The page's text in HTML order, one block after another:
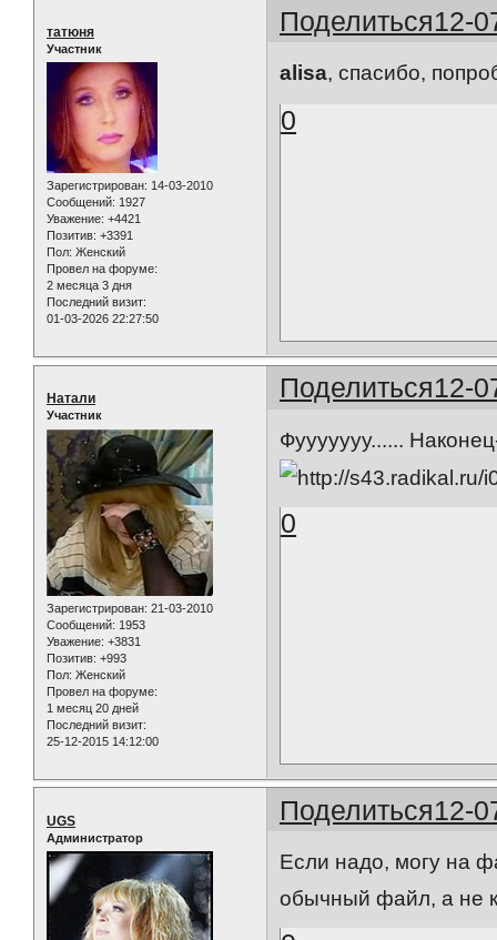
Поделиться12-
татюня
Участник
Зарегистрирован: 14-03-2010
Сообщений: 1927
Уважение: +4421
Позитив: +3391
Пол: Женский
Провел на форуме:
2 месяца 3 дня
Последний визит:
01-03-2026 22:27:50
alisa, спасибо,
0
Поделиться12-
Натали
Участник
Зарегистрирован: 21-03-2010
Сообщений: 1953
Уважение: +3831
Позитив: +993
Пол: Женский
Провел на форуме:
1 месяц 20 дней
Последний визит:
25-12-2015 14:12:00
Фууууууу......
0
Поделиться12-
UGS
Администратор
Если надо, могу на
обычный файл, а не